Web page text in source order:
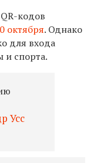
кодов
октября. Однако
для входа
и спорта.
Усс